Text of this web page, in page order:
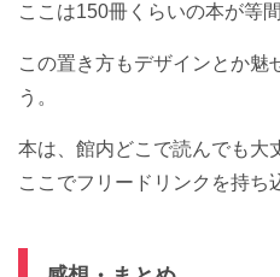
ここは150冊くらいの本が等
この置き方もデザインとか魅
う。
本は、館内どこで読んでも大
ここでフリードリンクを持ち